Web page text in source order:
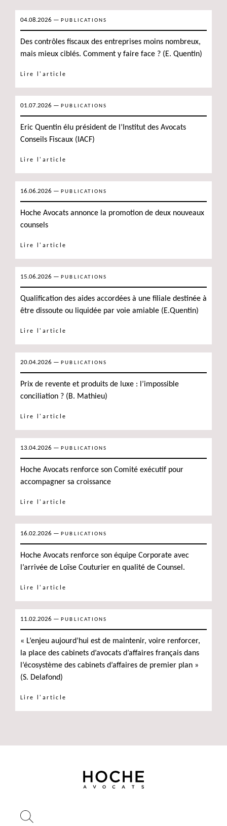
04.08.2026 — PUBLICATIONS
Des contrôles fiscaux des entreprises moins nombreux,
mais mieux ciblés. Comment y faire face ? (E. Quentin)
Lire l'article
01.07.2026 — PUBLICATIONS
Eric Quentin élu président de l’Institut des Avocats
Conseils Fiscaux (IACF)
Lire l'article
16.06.2026 — PUBLICATIONS
Hoche Avocats annonce la promotion de deux nouveaux
counsels
Lire l'article
15.06.2026 — PUBLICATIONS
Qualification des aides accordées à une filiale destinée à
être dissoute ou liquidée par voie amiable (E.Quentin)
Lire l'article
20.04.2026 — PUBLICATIONS
Prix de revente et produits de luxe : l’impossible
conciliation ? (B. Mathieu)
Lire l'article
13.04.2026 — PUBLICATIONS
Hoche Avocats renforce son Comité exécutif pour
accompagner sa croissance
Lire l'article
16.02.2026 — PUBLICATIONS
Hoche Avocats renforce son équipe Corporate avec
l’arrivée de Loïse Couturier en qualité de Counsel.
Lire l'article
11.02.2026 — PUBLICATIONS
« L’enjeu aujourd’hui est de maintenir, voire renforcer,
la place des cabinets d’avocats d’affaires français dans
l’écosystème des cabinets d’affaires de premier plan »
(S. Delafond)
Lire l'article